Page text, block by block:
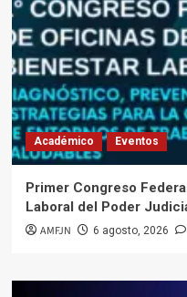
Académico Eventos
Primer Congreso
Laboral del Poder
AMFJN 6 agosto, 2026